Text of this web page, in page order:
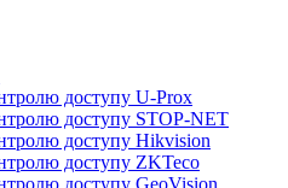
доступу U-Prox
доступу STOP-NET
доступу Hikvision
доступу ZKTeco
доступу GeoVision